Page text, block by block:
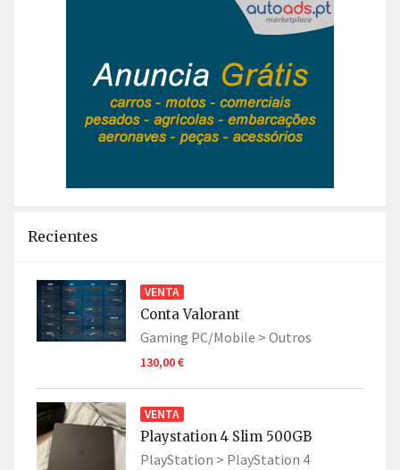
Recientes
VENTA
Conta Valorant
Gaming PC/Mobile > Outros
130,00 €
VENTA
Playstation 4 Slim 500GB
PlayStation > PlayStation 4